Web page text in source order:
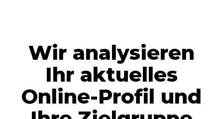
Wir analysieren
Ihr aktuelles
Online-Profil und